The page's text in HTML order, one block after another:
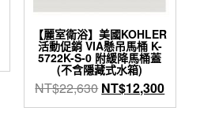
【麗室衛浴】美國KOHLER
活動促銷 VIA懸吊馬桶 K-
5722K-S-0 附緩降馬桶蓋
(不含隱藏式水箱)
NT$22,630 原
始
NT$12,300目
前